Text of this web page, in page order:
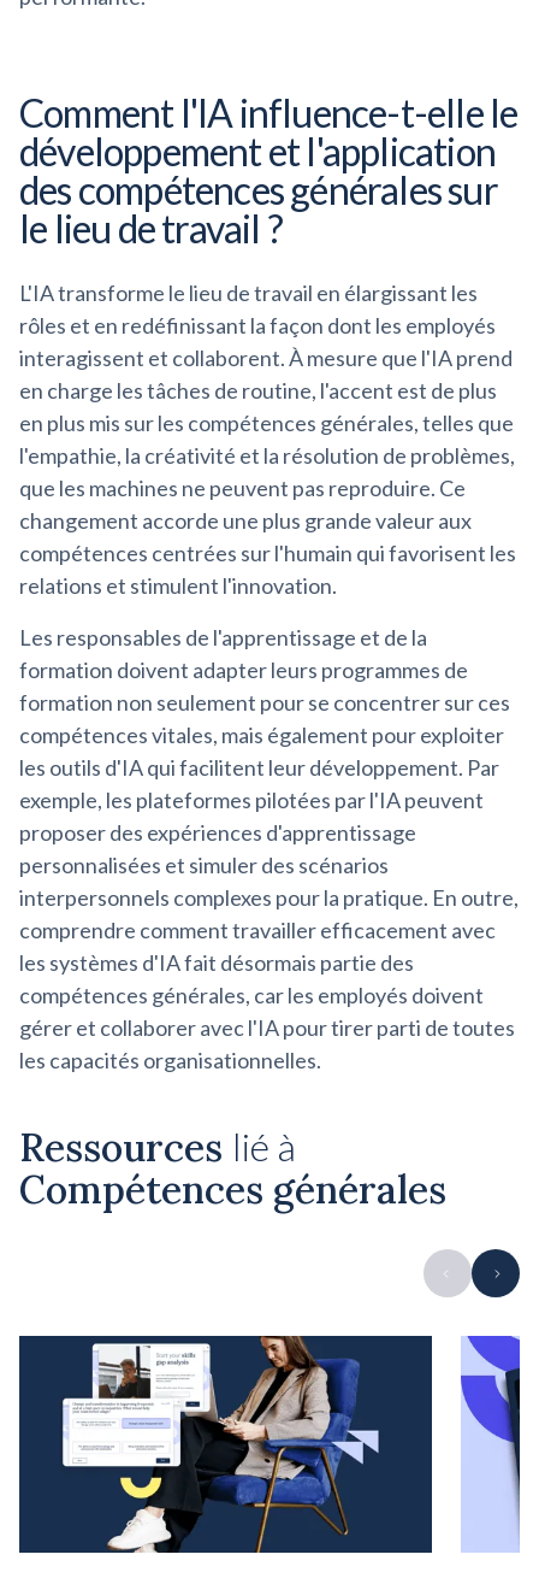
Comment l'IA influence-t-elle le
développement et l'application
des compétences générales sur
le lieu de travail ?
L'IA transforme le lieu de travail en élargissant les
rôles et en redéfinissant la façon dont les employés
interagissent et collaborent. À mesure que l'IA prend
en charge les tâches de routine, l'accent est de plus
en plus mis sur les compétences générales, telles que
l'empathie, la créativité et la résolution de problèmes,
que les machines ne peuvent pas reproduire. Ce
changement accorde une plus grande valeur aux
compétences centrées sur l'humain qui favorisent les
relations et stimulent l'innovation.
Les responsables de l'apprentissage et de la
formation doivent adapter leurs programmes de
formation non seulement pour se concentrer sur ces
compétences vitales, mais également pour exploiter
les outils d'IA qui facilitent leur développement. Par
exemple, les plateformes pilotées par l'IA peuvent
proposer des expériences d'apprentissage
personnalisées et simuler des scénarios
interpersonnels complexes pour la pratique. En outre,
comprendre comment travailler efficacement avec
les systèmes d'IA fait désormais partie des
compétences générales, car les employés doivent
gérer et collaborer avec l'IA pour tirer parti de toutes
les capacités organisationnelles.
Ressources lié à
Compétences générales